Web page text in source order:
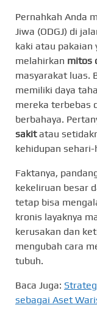
Pernahkah Anda
Jiwa (ODGJ) di
kaki atau pakaian
melahirkan mitos
masyarakat luas.
memiliki daya
mereka terbebas
berbahaya.
sakitatau
kehidupan sehari-
Faktanya,
kekeliruan besar
tetap bisa
kronis layaknya
kerusakan dan
mengubah cara
tubuh.
Baca Juga:
sebagai Aset